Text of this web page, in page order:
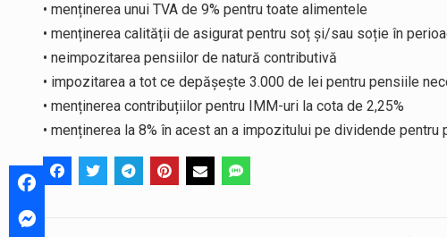
• menținerea unui TVA de 9% pentru toate alimentele
• menținerea calității de asigurat pentru soț și/sau soție în
• neimpozitarea pensiilor de natură contributivă
• impozitarea a tot ce depășește 3.000 de lei pentru pensiile
• menținerea contribuțiilor pentru IMM-uri la cota de 2,25%
• menținerea la 8% în acest an a impozitului pe dividende